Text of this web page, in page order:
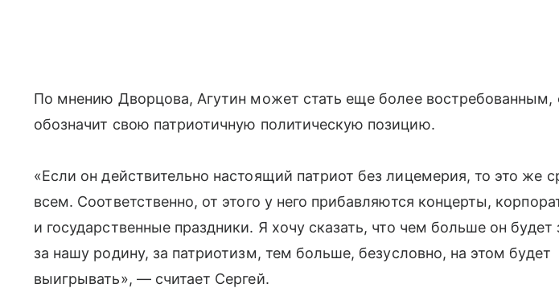
По мнению Дворцова, Агутин может стать еще более востребованным,
обозначит свою патриотичную политическую позицию.
«Если он действительно настоящий патриот без лицемерия, то это же
всем. Соответственно, от этого у него прибавляются концерты,
и государственные праздники. Я хочу сказать, что чем больше он будет
за нашу родину, за патриотизм, тем больше, безусловно, на этом будет
выигрывать», — считает Сергей.